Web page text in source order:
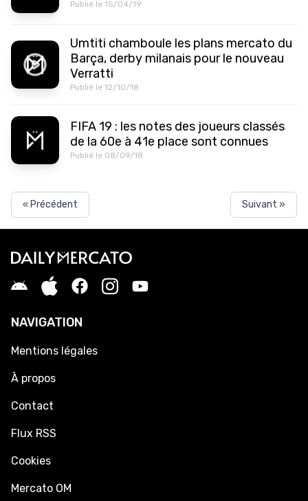
Publié le 15/04/19
Umtiti chamboule les plans mercato du
Barça, derby milanais pour le nouveau
Verratti
Publié le 12/10/18
FIFA 19 : les notes des joueurs classés
de la 60e à 41e place sont connues
Publié le 08/09/18
« Précédent Suivant »
NAVIGATION
Mentions légales
À propos
Contact
Flux RSS
Cookies
Mercato OM